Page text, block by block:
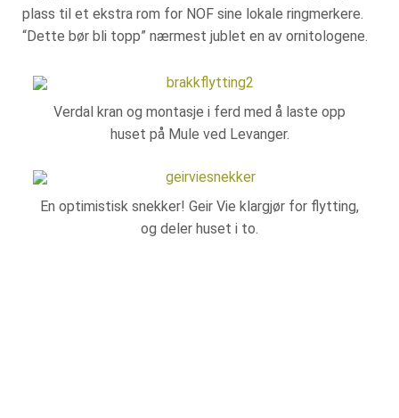
plass til et ekstra rom for NOF sine lokale ringmerkere.
“Dette bør bli topp” nærmest jublet en av ornitologene.
Verdal kran og montasje i ferd med å laste opp
huset på Mule ved Levanger.
En optimistisk snekker! Geir Vie klargjør for flytting,
og deler huset i to.